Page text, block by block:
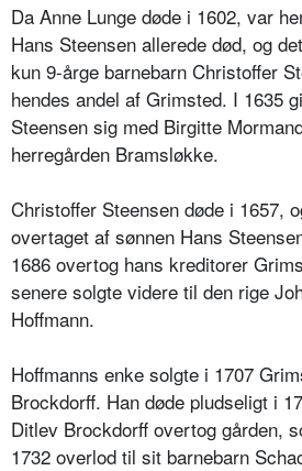
Da Anne Lunge døde i 1602, var
Hans Steensen allerede død, og
kun 9-årge barnebarn Christoffer
hendes andel af Grimsted. I 1635
Steensen sig med Birgitte
herregården Bramsløkke.
Christoffer Steensen døde i 1657,
overtaget af sønnen Hans
1686 overtog hans kreditorer
senere solgte videre til den rige
Hoffmann.
Hoffmanns enke solgte i 1707
Brockdorff. Han døde pludseligt i
Ditlev Brockdorff overtog gården,
1732 overlod til sit barnebarn